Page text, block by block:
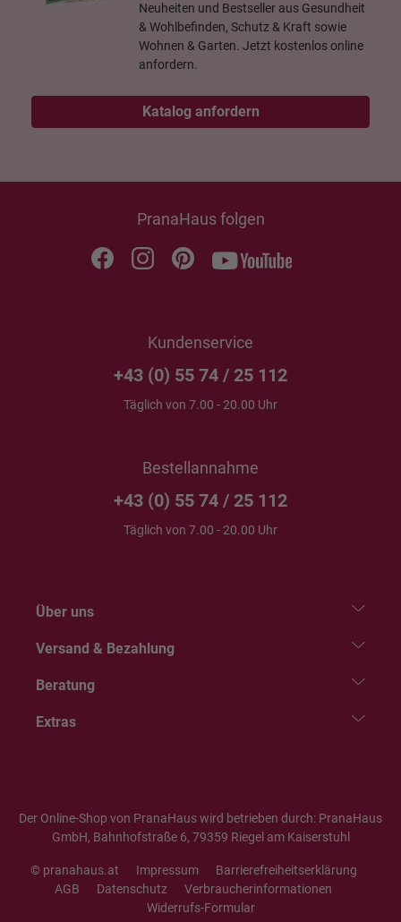
Neuheiten und Bestseller aus Gesundheit
& Wohlbefinden, Schutz & Kraft sowie
Wohnen & Garten. Jetzt kostenlos online
anfordern.
Katalog anfordern
PranaHaus folgen
Kundenservice
+43 (0) 55 74 / 25 112
Täglich von 7.00 - 20.00 Uhr
Bestellannahme
+43 (0) 55 74 / 25 112
Täglich von 7.00 - 20.00 Uhr
Über uns
Versand & Bezahlung
Beratung
Extras
Der Online-Shop von PranaHaus wird betrieben durch: PranaHaus
GmbH, Bahnhofstraße 6, 79359 Riegel am Kaiserstuhl
© pranahaus.at Impressum
Barrierefreiheitserklärung
AGB
Datenschutz
Verbraucherinformationen
Widerrufs-Formular